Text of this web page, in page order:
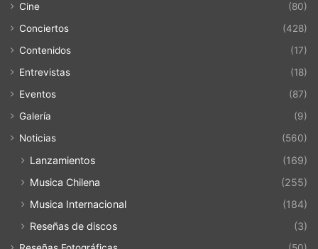
Cine
(80)
Conciertos
(428)
Contenidos
(17)
Entrevistas
(18)
Eventos
(87)
Galería
(9)
Noticias
(560)
Lanzamientos
(169)
Musica Chilena
(255)
Musica Internacional
(184)
Reseñas de discos
(3)